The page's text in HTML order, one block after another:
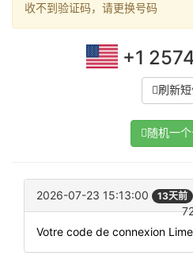
收不到验证码，请更换号码
+1
刷新
随机一
2026-07-23 15:13:00 13天前
Votre code de connexion